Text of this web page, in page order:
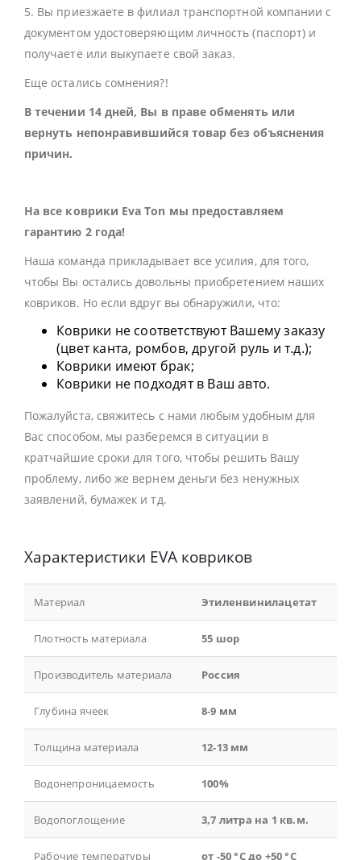
5. Вы приезжаете в филиал транспортной компании с
документом удостоверяющим личность (паспорт) и
получаете или выкупаете свой заказ.
Еще остались сомнения?!
В течении 14 дней, Вы в праве обменять или
вернуть непонравившийся товар без объяснения
причин.
На все коврики Eva Ton мы предоставляем
гарантию 2 года!
Наша команда прикладывает все усилия, для того,
чтобы Вы остались довольны приобретением наших
ковриков. Но если вдруг вы обнаружили, что:
Коврики не соответствуют Вашему заказу
(цвет канта, ромбов, другой руль и т.д.);
Коврики имеют брак;
Коврики не подходят в Ваш авто.
Пожалуйста, свяжитесь с нами любым удобным для
Вас способом, мы разберемся в ситуации в
кратчайшие сроки для того, чтобы решить Вашу
проблему, либо же вернем деньги без ненужных
заявлений, бумажек и тд.
Характеристики EVA ковриков
Материал Этиленвинилацетат
Плотность материала 55 шор
Производитель материала Россия
Глубина ячеек 8-9 мм
Толщина материала 12-13 мм
Водонепроницаемость 100%
Водопоглощение 3,7 литра на 1 кв.м.
Рабочие температуры от -50 °С до +50 °С